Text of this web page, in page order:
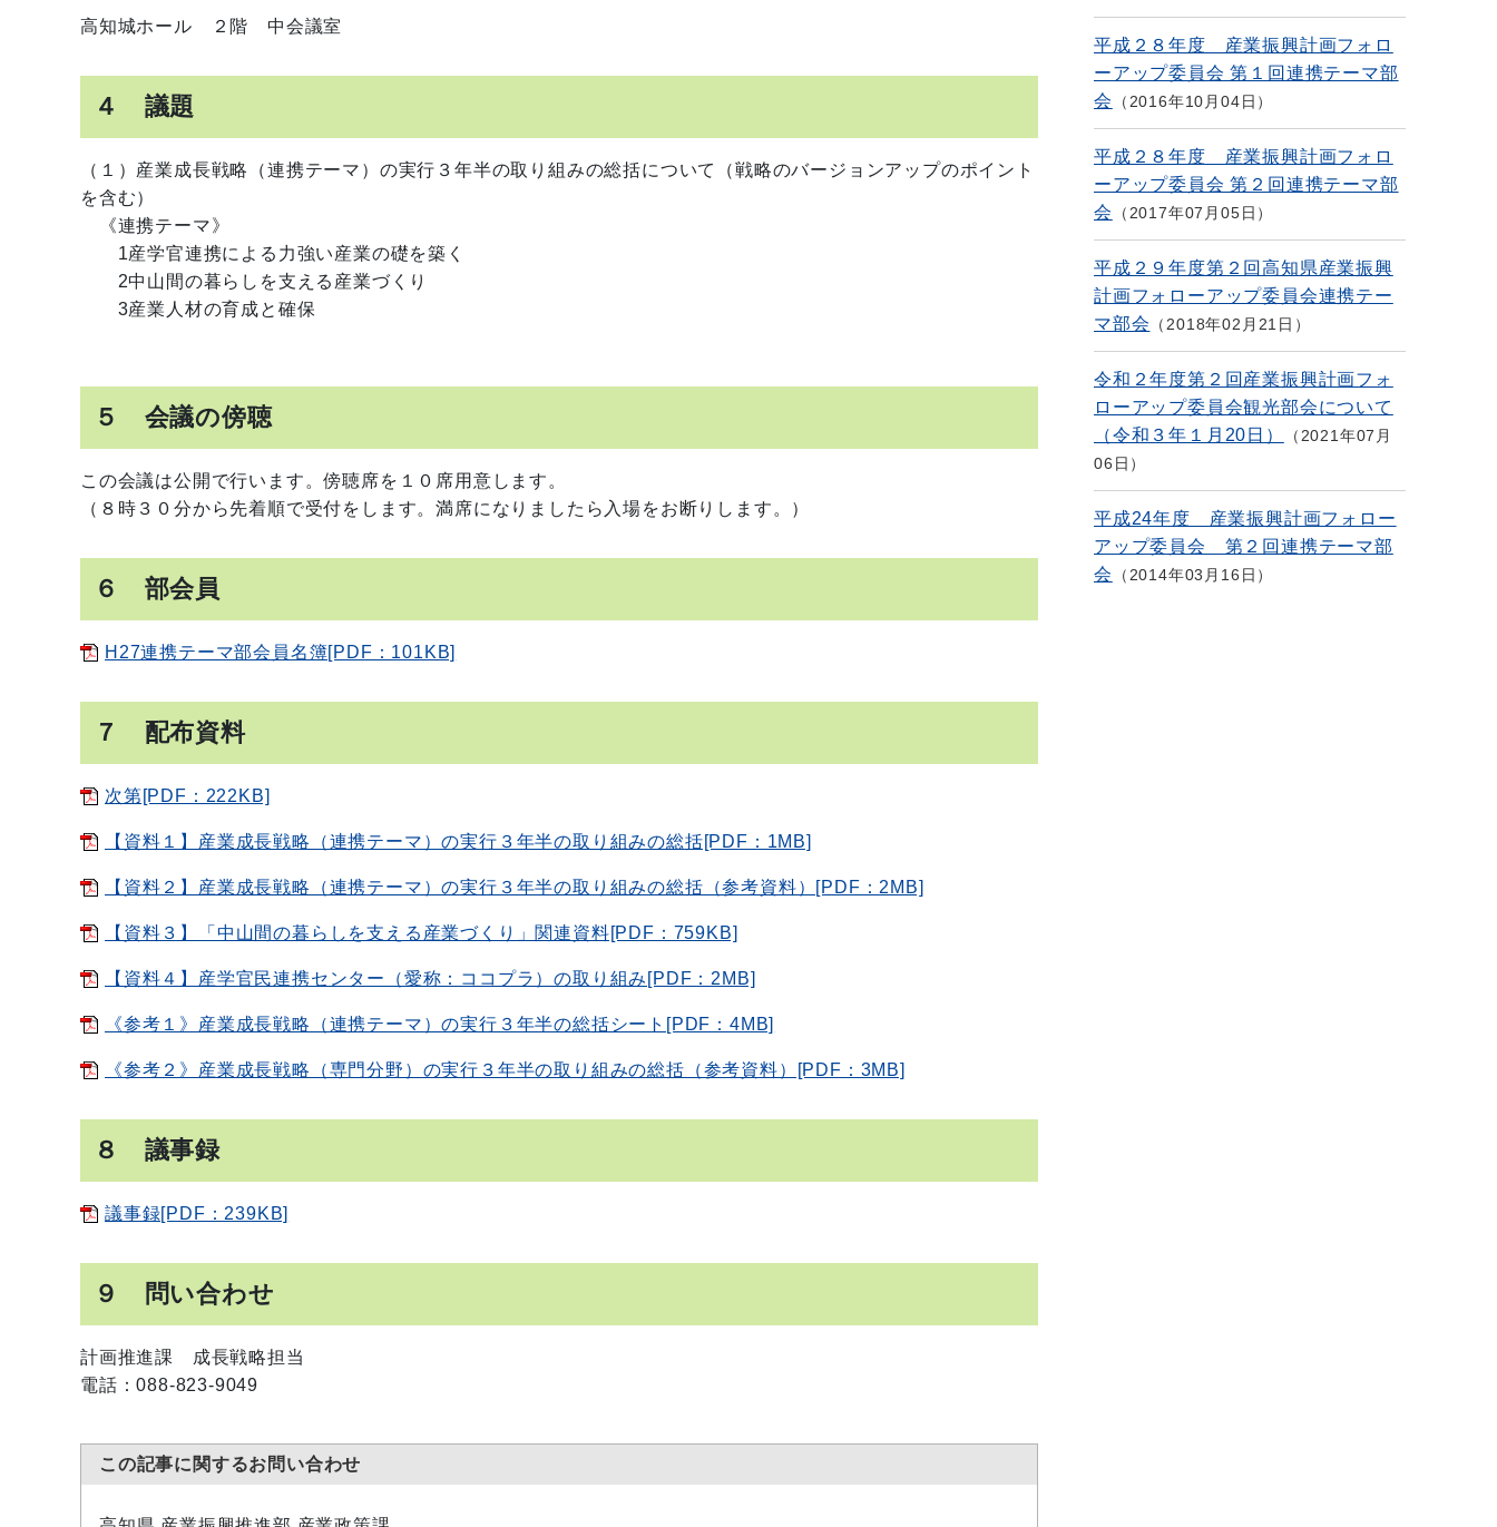
高知城ホール ２階 中会議室
４ 議題
（１）産業成長戦略（連携テーマ）の実行３年半の取り組みの総括について（戦略のバージョンアップのポイント
を含む）
《連携テーマ》
1産学官連携による力強い産業の礎を築く
2中山間の暮らしを支える産業づくり
3産業人材の育成と確保
５ 会議の傍聴
この会議は公開で行います。傍聴席を１０席用意します。
（８時３０分から先着順で受付をします。満席になりましたら入場をお断りします。）
６ 部会員
H27連携テーマ部会員名簿[PDF：101KB]
７ 配布資料
次第[PDF：222KB]
【資料１】産業成長戦略（連携テーマ）の実行３年半の取り組みの総括[PDF：1MB]
【資料２】産業成長戦略（連携テーマ）の実行３年半の取り組みの総括（参考資料）[PDF：2MB]
【資料３】「中山間の暮らしを支える産業づくり」関連資料[PDF：759KB]
【資料４】産学官民連携センター（愛称：ココプラ）の取り組み[PDF：2MB]
《参考１》産業成長戦略（連携テーマ）の実行３年半の総括シート[PDF：4MB]
《参考２》産業成長戦略（専門分野）の実行３年半の取り組みの総括（参考資料）[PDF：3MB]
８ 議事録
議事録[PDF：239KB]
９ 問い合わせ
計画推進課 成長戦略担当
電話：088-823-9049
この記事に関するお問い合わせ
平成２８年度 産業振興計画フォロ
ーアップ委員会 第１回連携テーマ部
会
2016年10月04日
平成２８年度 産業振興計画フォロ
ーアップ委員会 第２回連携テーマ部
会
2017年07月05日
平成２９年度第２回高知県産業振興
計画フォローアップ委員会連携テー
マ部会
2018年02月21日
令和２年度第２回産業振興計画フォ
ローアップ委員会観光部会について
（令和３年１月20日）
2021年07月
06日
平成24年度 産業振興計画フォロー
アップ委員会 第２回連携テーマ部
会
2014年03月16日